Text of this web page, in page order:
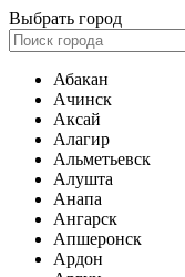
Выбрать город
Абакан
Ачинск
Аксай
Алагир
Альметьевск
Алушта
Анапа
Ангарск
Апшеронск
Ардон